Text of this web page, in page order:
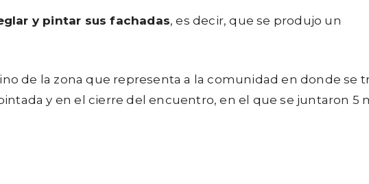
y pintar sus fachadas, es decir, que se produjo un
de la zona que representa a la comunidad en donde se
y en el cierre del encuentro, en el que se juntaron 5